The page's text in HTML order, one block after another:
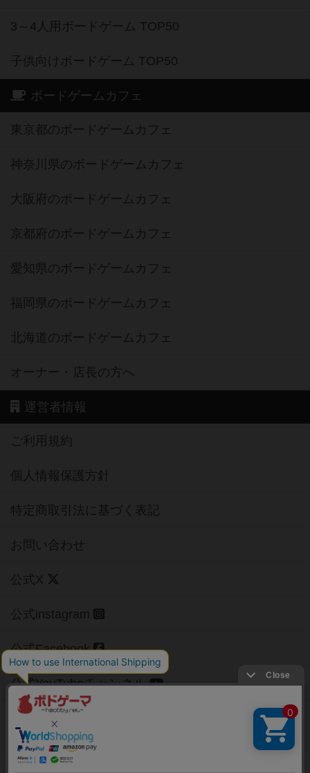
3～4人用ボードゲーム TOP50
子供向けボードゲーム TOP50
ボードゲームカフェ
東京都のボードゲームカフェ
神奈川県のボードゲームカフェ
大阪府のボードゲームカフェ
京都府のボードゲームカフェ
愛知県のボードゲームカフェ
福岡県のボードゲームカフェ
北海道のボードゲームカフェ
オーナー・店長の方へ
運営者情報
ご利用規約
個人情報保護方針
特定商取引法に基づく表記
お問い合わせ
公式X
公式instagram
公式Facebook
公式YouTubeチャンネル